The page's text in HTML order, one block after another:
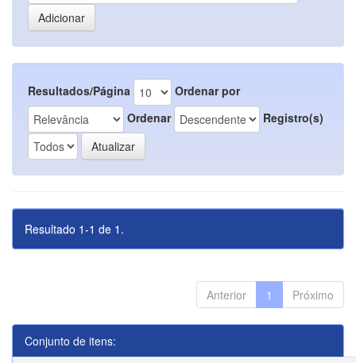
Resultados/Página
Ordenar por
Ordenar
Registro(s)
Resultado 1-1 de 1.
Anterior 1 Próximo
Conjunto de itens: